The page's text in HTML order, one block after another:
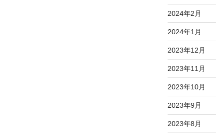
2024年2月
2024年1月
2023年12月
2023年11月
2023年10月
2023年9月
2023年8月